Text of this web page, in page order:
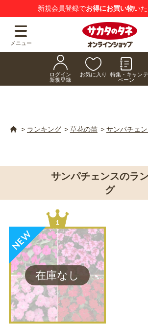
新規会員登録でお得にお買い物い
メニュー
ログイン
新規登録
お気に入り
特集・キャン
ペーン
> ランキング > 草花の苗 > サンパチェン
サンパチェンスのラ
グ
1